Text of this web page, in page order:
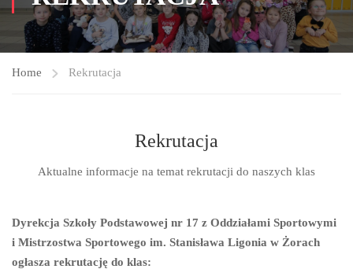
Home Rekrutacja
Rekrutacja
Aktualne informacje na temat rekrutacji do naszych klas
Dyrekcja Szkoły Podstawowej nr 17 z Oddziałami Sportowymi
i Mistrzostwa Sportowego im. Stanisława Ligonia w Żorach
ogłasza rekrutację do klas: